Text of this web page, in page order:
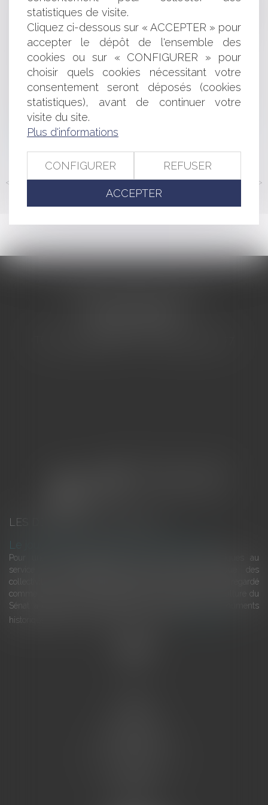
procédures dans un contexte de violences intrafamiliales
En Guadeloupe et en Martinique, évolution de la zone
des 50 pas géométriques
Bail commercial et conditions de validité d'une cession
de droit au bail
La réémission d'un titre exécutoire après le prononcé
d'une décharge d'obligation de payer
Loyers dus pendant la période covid : la cour de
cassation a tranché !
Prescription et nature de l’action : l’enjeu de la
<< < ... 117 118 119 120 121 122 123 ... > >>
LES DERNIÈRES ACTUALITÉS
Le joug léger des monuments historiques
Pour une gestion patrimoniale des monuments historiques au
service du développement économique et touristique des
collectivités Le monument historique a longtemps été regardé
comme une charge. Le rapport que la commission de la culture du
Sénat a consacré, en juillet 2026, à la gestion des monuments
historiques invite à y voir aussi une ressour...
statistiques de visite.
Cliquez ci-dessous sur « ACCEPTER » pour
accepter le dépôt de l'ensemble des
cookies ou sur « CONFIGURER » pour
choisir quels cookies nécessitant votre
consentement seront déposés (cookies
statistiques), avant de continuer votre
visite du site.
Plus d'informations
CONFIGURER REFUSER
ACCEPTER